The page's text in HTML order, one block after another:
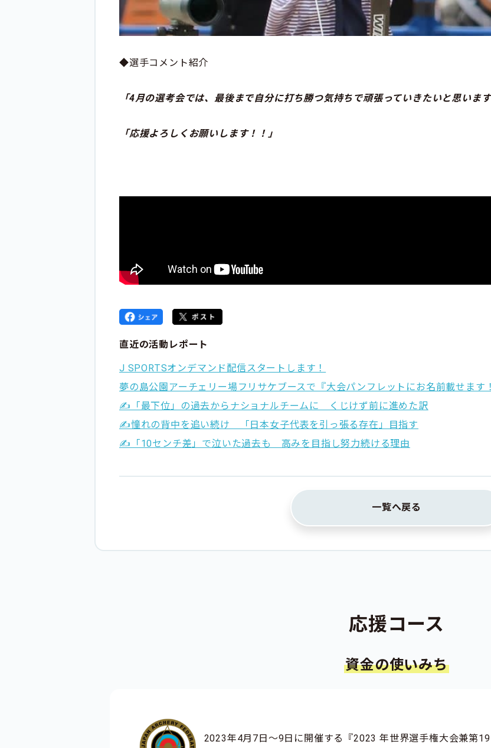
◆選手コメント紹介
「4月の選考会では、最後まで自分に打ち勝つ気持ちで頑張っていきたいと思います
「応援よろしくお願いします！！」
直近の活動レポート
J SPORTSオンデマンド配信スタートします！
夢の島公園アーチェリー場フリサケブースで『大会パンフレットにお名前載せます
✍️「最下位」の過去からナショナルチームに くじけず前に進めた訳
✍️憧れの背中を追い続け 「日本女子代表を引っ張る存在」目指す
✍️「10センチ差」で泣いた過去も 高みを目指し努力続ける理由
一覧へ戻る
応援コース
資金の使いみち
2023年4月7日〜9日に開催する『2023 年世界選手権大会兼第